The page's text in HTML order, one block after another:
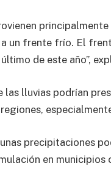
un frente frío. El
de este año”,
las lluvias podrían
precipitaciones
en